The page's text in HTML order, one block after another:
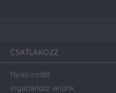
CSATLAKOZZ
Nyiss irodát
Ingatlanozz velünk